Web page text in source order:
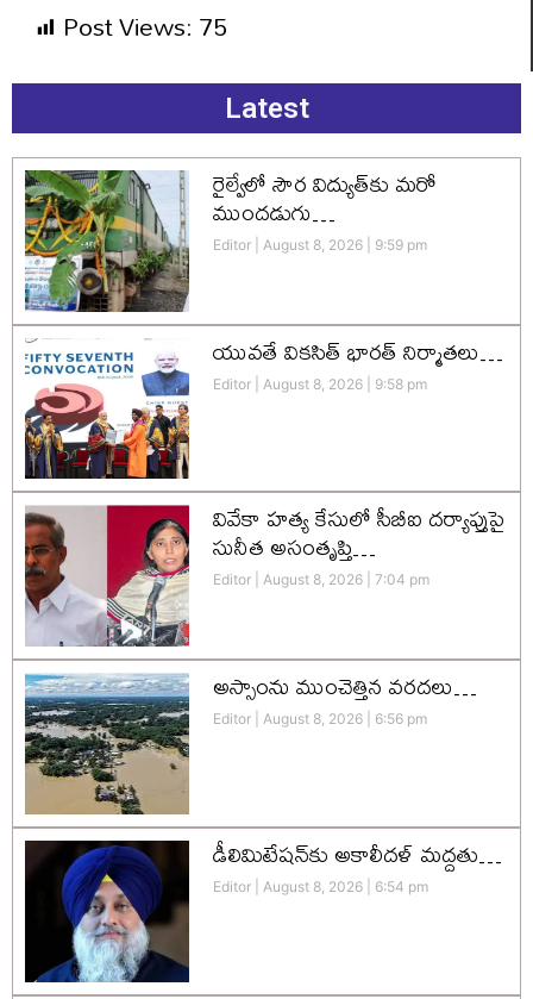
Post Views:75
Latest
రైల్వేలో సౌర విద్యుత్‌కు మరో
ముందడుగు…
Editor August 8, 2026 9:59 pm
యువతే వికసిత్‌ భారత్‌ నిర్మాతలు…
Editor August 8, 2026 9:58 pm
వివేకా హత్య కేసులో సీబీఐ దర్యాప్తుపై
సునీత అసంతృప్తి…
Editor August 8, 2026 7:04 pm
అస్సాంను ముంచెత్తిన వరదలు…
Editor August 8, 2026 6:56 pm
డీలిమిటేషన్‌కు అకాలీదళ్‌ మద్దతు…
Editor August 8, 2026 6:54 pm